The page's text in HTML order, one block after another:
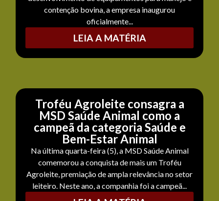
contenção bovina, a empresa inaugurou
oficialmente...
LEIA A MATÉRIA
Troféu Agroleite consagra a
MSD Saúde Animal como a
campeã da categoria Saúde e
Bem-Estar Animal
Na última quarta-feira (5), a MSD Saúde Animal
comemorou a conquista de mais um Troféu
Agroleite, premiação de ampla relevância no setor
leiteiro. Neste ano, a companhia foi a campeã...